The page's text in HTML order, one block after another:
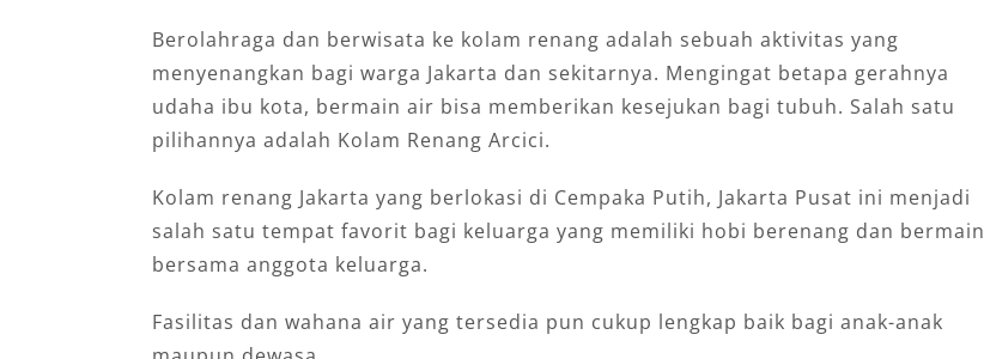
Berolahraga dan berwisata ke kolam renang adalah sebuah aktivitas yang
menyenangkan bagi warga Jakarta dan sekitarnya. Mengingat betapa gerahnya
udaha ibu kota, bermain air bisa memberikan kesejukan bagi tubuh. Salah satu
pilihannya adalah Kolam Renang Arcici.
Kolam renang Jakarta yang berlokasi di Cempaka Putih, Jakarta Pusat ini menjadi
salah satu tempat favorit bagi keluarga yang memiliki hobi berenang dan bermain
bersama anggota keluarga.
Fasilitas dan wahana air yang tersedia pun cukup lengkap baik bagi anak-anak